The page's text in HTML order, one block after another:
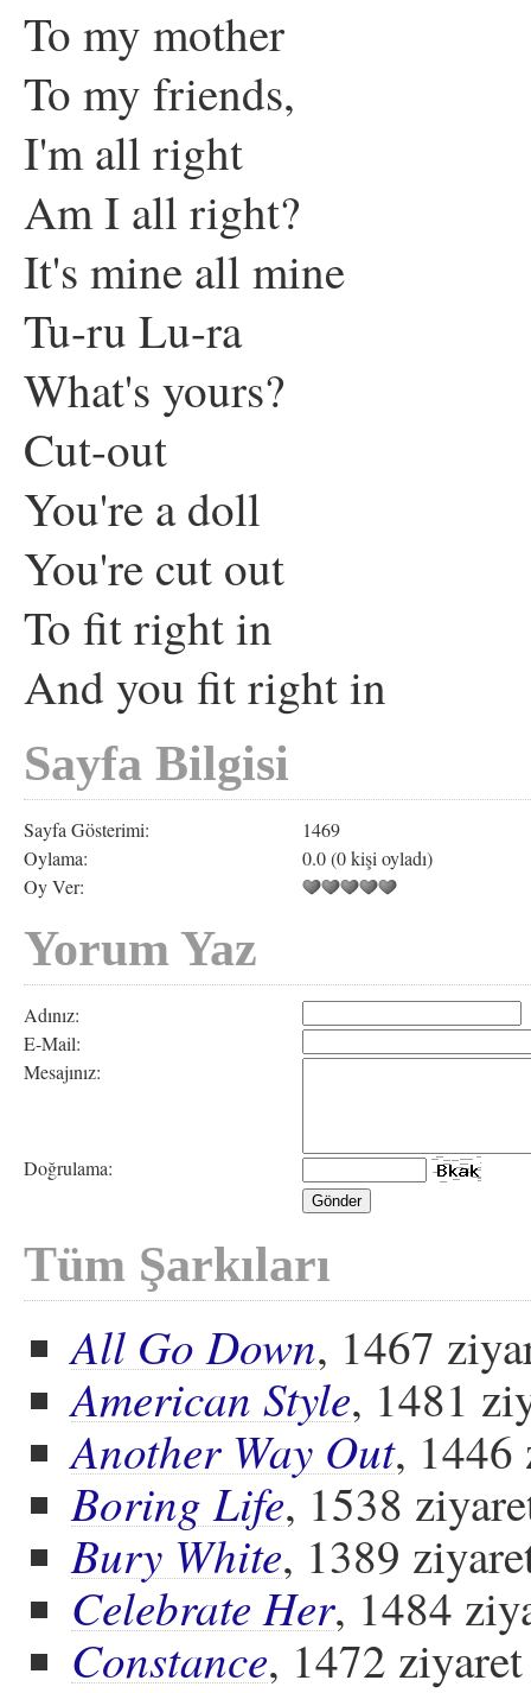
To my mother
To my friends,
I'm all right
Am I all right?
It's mine all mine
Tu-ru Lu-ra
What's yours?
Cut-out
You're a doll
You're cut out
To fit right in
And you fit right in
Sayfa Bilgisi
Sayfa Gösterimi:
1469
Oylama:
0.0 (0 kişi oyladı)
Oy Ver:
Yorum Yaz
Adınız:
E-Mail:
Mesajınız:
Doğrulama:
Tüm Şarkıları
All Go Down, 1467
American Style, 1481
Another Way Out, 1446
Boring Life, 1538
Bury White, 1389
Celebrate Her, 1484
Constance, 1472 ziyaret